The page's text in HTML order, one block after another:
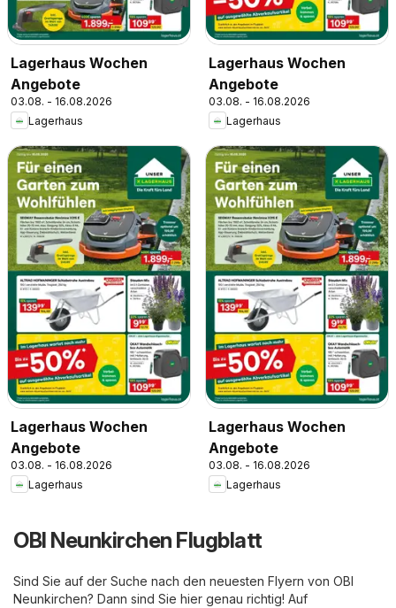
Lagerhaus Wochen
Angebote
03.08. - 16.08.2026
Lagerhaus
Lagerhaus Wochen
Angebote
03.08. - 16.08.2026
Lagerhaus
Lagerhaus Wochen
Angebote
03.08. - 16.08.2026
Lagerhaus
Lagerhaus Wochen
Angebote
03.08. - 16.08.2026
Lagerhaus
OBI Neunkirchen Flugblatt
Sind Sie auf der Suche nach den neuesten Flyern von OBI
Neunkirchen? Dann sind Sie hier genau richtig! Auf